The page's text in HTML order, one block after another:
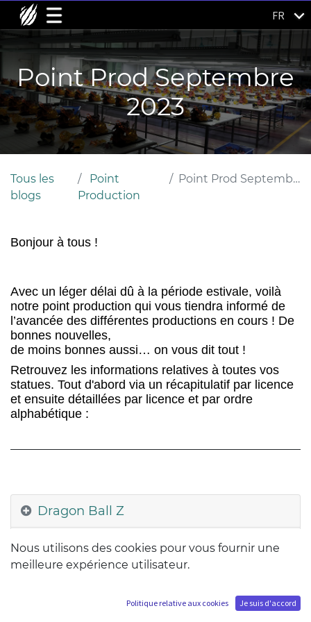
FR
Point Prod Septembre
2023
Tous les
blogs
Point
Production
Point Prod Septembre 2023
Bonjour à tous !
Avec un léger délai dû à la période estivale, voilà
notre point production qui vous tiendra informé de
l’avancée des différentes productions en cours ! De
bonnes nouvelles,
de moins bonnes aussi… on vous dit tout !
Retrouvez les informations relatives à toutes vos
statues. Tout d'abord via un récapitulatif par licence
et ensuite détaillées par licence et par ordre
alphabétique :
Dragon Ball Z
My Hero Academia
Nous utilisons des cookies pour vous fournir une
meilleure expérience utilisateur.
Politique relative aux cookies Je suis d'accord